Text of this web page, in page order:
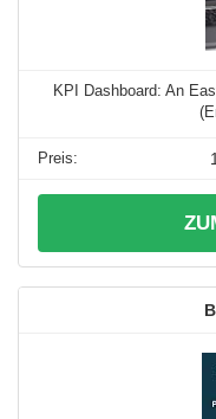
KPI Dashboard: An